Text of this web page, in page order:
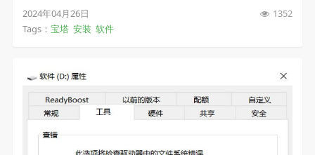
2024年04月26日
1352
Tags： 宝塔 安装 软件